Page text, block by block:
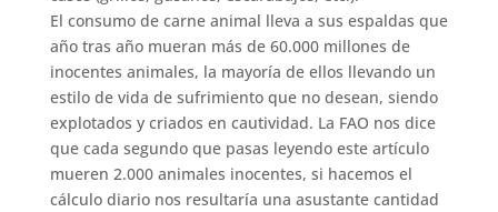
El consumo de carne animal lleva a sus espaldas que
año tras año mueran más de 60.000 millones de
inocentes animales, la mayoría de ellos llevando un
estilo de vida de sufrimiento que no desean, siendo
explotados y criados en cautividad. La FAO nos dice
que cada segundo que pasas leyendo este artículo
mueren 2.000 animales inocentes, si hacemos el
cálculo diario nos resultaría una asustante cantidad